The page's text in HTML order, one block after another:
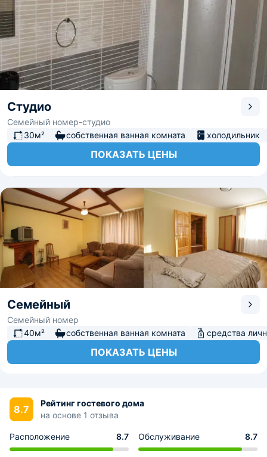
Студио
Семейный номер-студио
30м²
собственная ванная комната холодильник
ПОКАЗАТЬ ЦЕНЫ
Семейный
Семейный номер
40м²
собственная ванная комната средства
ПОКАЗАТЬ ЦЕНЫ
8.7
Рейтинг гостевого дома
на основе 1 отзыва
Расположение 8.7 Обслуживание 8.7